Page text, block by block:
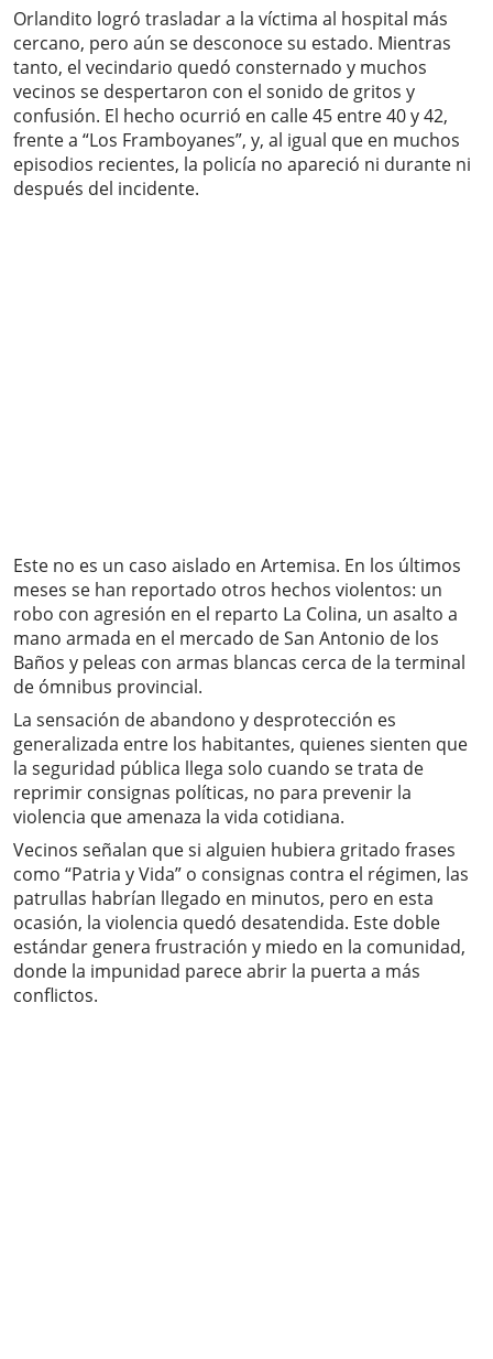
Orlandito logró trasladar a la víctima al hospital más
cercano, pero aún se desconoce su estado. Mientras
tanto, el vecindario quedó consternado y muchos
vecinos se despertaron con el sonido de gritos y
confusión. El hecho ocurrió en calle 45 entre 40 y 42,
frente a “Los Framboyanes”, y, al igual que en muchos
episodios recientes, la policía no apareció ni durante ni
después del incidente.
Este no es un caso aislado en Artemisa. En los últimos
meses se han reportado otros hechos violentos: un
robo con agresión en el reparto La Colina, un asalto a
mano armada en el mercado de San Antonio de los
Baños y peleas con armas blancas cerca de la terminal
de ómnibus provincial.
La sensación de abandono y desprotección es
generalizada entre los habitantes, quienes sienten que
la seguridad pública llega solo cuando se trata de
reprimir consignas políticas, no para prevenir la
violencia que amenaza la vida cotidiana.
Vecinos señalan que si alguien hubiera gritado frases
como “Patria y Vida” o consignas contra el régimen, las
patrullas habrían llegado en minutos, pero en esta
ocasión, la violencia quedó desatendida. Este doble
estándar genera frustración y miedo en la comunidad,
donde la impunidad parece abrir la puerta a más
conflictos.